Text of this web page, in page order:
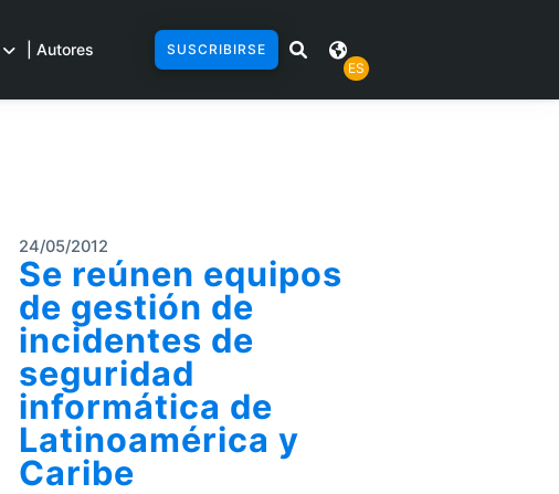
| Autores
SUSCRIBIRSE
ES
24/05/2012
Se reúnen equipos
de gestión de
incidentes de
seguridad
informática de
Latinoamérica y
Caribe